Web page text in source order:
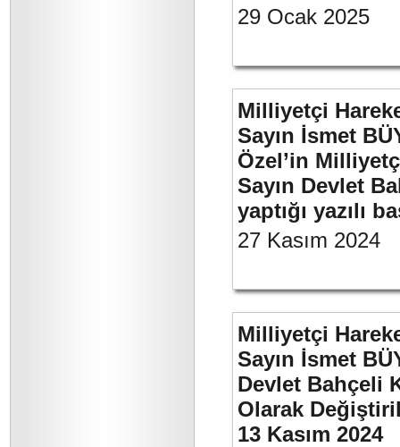
29 Ocak 2025
Milliyetçi
Sayın İsmet
Özel’in
Sayın Devlet
yaptığı yazılı
27 Kasım 2024
Milliyetçi
Sayın İsmet
Devlet Bahçeli
Olarak
13 Kasım 2024